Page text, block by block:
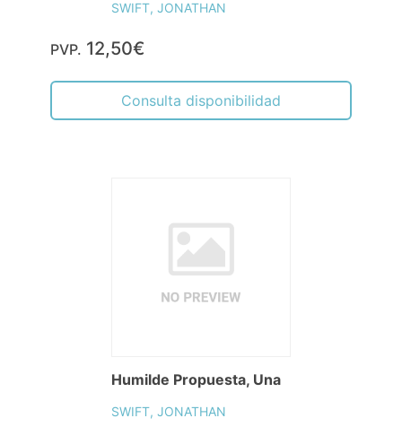
SWIFT, JONATHAN
PVP. 12,50€
Consulta disponibilidad
Humilde Propuesta, Una
SWIFT, JONATHAN